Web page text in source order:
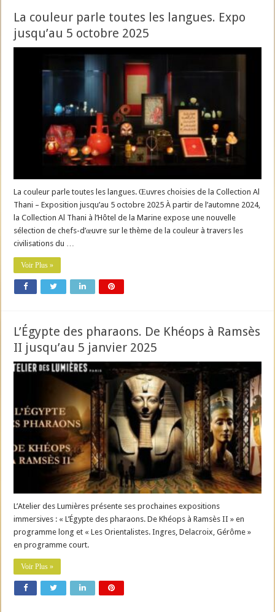
La couleur parle toutes les langues. Expo
jusqu’au 5 octobre 2025
La couleur parle toutes les langues. Œuvres choisies de la Collection Al
Thani – Exposition jusqu’au 5 octobre 2025 À partir de l’automne 2024,
la Collection Al Thani à l’Hôtel de la Marine expose une nouvelle
sélection de chefs-d’œuvre sur le thème de la couleur à travers les
civilisations du …
Voir Plus »
L’Égypte des pharaons. De Khéops à Ramsès
II jusqu’au 5 janvier 2025
L’Atelier des Lumières présente ses prochaines expositions
immersives : « L’Égypte des pharaons. De Khéops à Ramsès II » en
programme long et « Les Orientalistes. Ingres, Delacroix, Gérôme »
en programme court.
Voir Plus »